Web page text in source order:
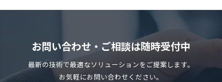
お問い合わせ・ご相談は随時受付中
最新の技術で最適なソリューションをご提案します。
お気軽にお問い合わせください。